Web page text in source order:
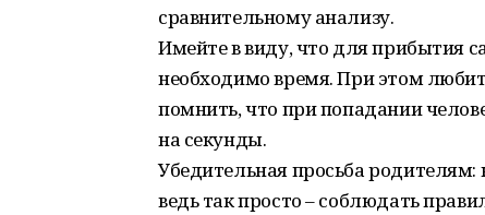
сравнительному анализу.
Имейте в виду, что для прибытия
необходимо время. При этом
помнить, что при попадании
на секунды.
Убедительная просьба родителям:
ведь так просто – соблюдать